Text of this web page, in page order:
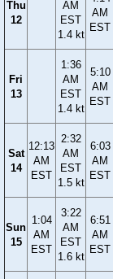
Thu
12
AM
EST
1.4 kt
AM
EST
Fri
13
1:36
AM
EST
1.4 kt
5:10
AM
EST
Sat
14
12:13
AM
EST
2:32
AM
EST
1.5 kt
6:03
AM
EST
Sun
15
1:04
AM
EST
3:22
AM
EST
1.6 kt
6:51
AM
EST